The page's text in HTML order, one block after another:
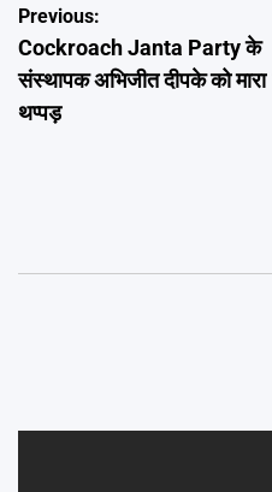
Post
navigation
Previous:
Cockroach Janta Party के
संस्थापक अभिजीत दीपके को मारा
थप्पड़